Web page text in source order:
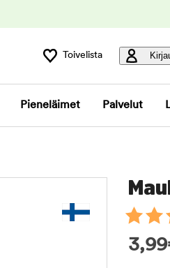
Toivelista
Pieneläimet Palvelut
3,99